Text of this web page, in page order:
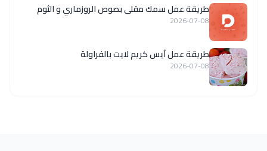
طريقة عمل سمك مقلى بصوص الروزماري و الثوم
2026-07-08
طريقة عمل آيس كريم لايت بالفراولة
2026-07-08